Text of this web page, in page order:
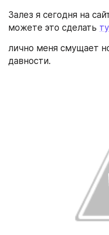
Залез я сегодня на
можете это сделать
лично меня смущает
давности.